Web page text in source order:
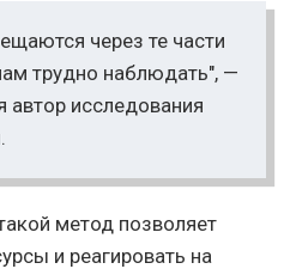
через те части
трудно наблюдать", —
автор исследования
метод позволяет
и реагировать на